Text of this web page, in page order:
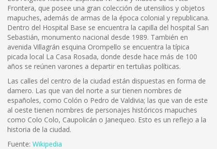
Frontera, que posee una gran colección de utensilios y objetos
mapuches, además de armas de la época colonial y republicana.
Dentro del Hospital Base se encuentra la capilla del hospital San
Sebastián, monumento nacional desde 1989. También en
avenida Villagrán esquina Orompello se encuentra la típica
picada local La Casa Rosada, donde desde hace más de 100
años se reúnen varones a departir en tertulias políticas.
Las calles del centro de la ciudad están dispuestas en forma de
damero. Las que van del norte a sur tienen nombres de
españoles, como Colón o Pedro de Valdivia; las que van de este
al oeste tienen nombres de personajes históricos mapuches
como Colo Colo, Caupolicán o Janequeo. Esto es un reflejo a la
historia de la ciudad.
Fuente: Wikipedia